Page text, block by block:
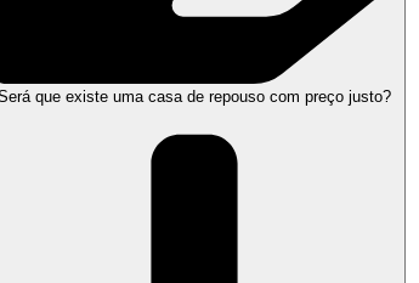
que existe uma casa de repouso com preço justo?